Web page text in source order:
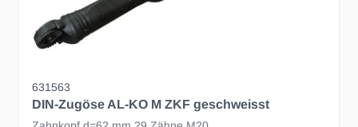
631563
DIN-Zugöse AL-KO M ZKF geschweisst